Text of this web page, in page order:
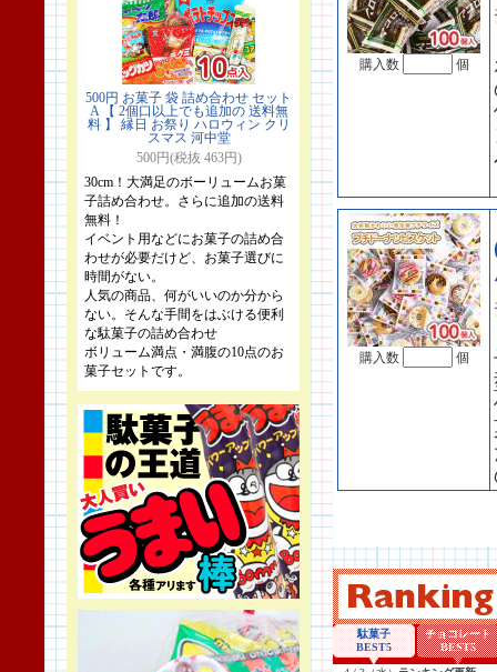
500円 お菓子 袋 詰め合わせ セット
A 【 2個口以上でも追加の 送料無
料 】 縁日 お祭り ハロウィン クリ
スマス 河中堂
500円(税抜 463円)
30cm！大満足のボーリュームお菓
子詰め合わせ。さらに追加の送料
無料！
イベント用などにお菓子の詰め合
わせが必要だけど、お菓子選びに
時間がない。
人気の商品、何がいいのか分から
ない。そんな手間をはぶける便利
な駄菓子の詰め合わせ
ボリューム満点・満腹の10点のお
菓子セットです。
購入数 個
購入数 個